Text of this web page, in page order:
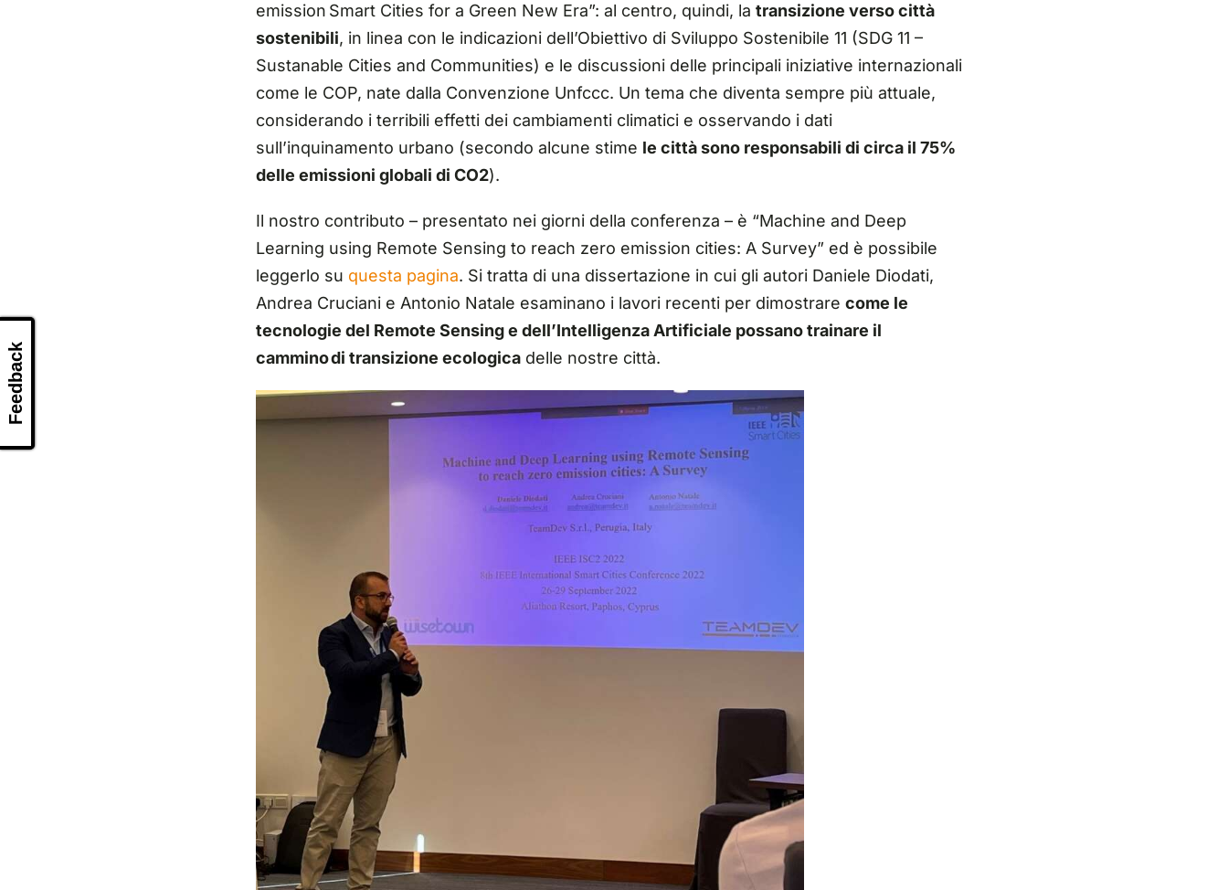
emission Smart Cities for a Green New Era”: al centro, quindi, la transizione verso città
sostenibili, in linea con le indicazioni dell’Obiettivo di Sviluppo Sostenibile 11 (SDG 11 –
Sustanable Cities and Communities) e le discussioni delle principali iniziative internazionali
come le COP, nate dalla Convenzione Unfccc. Un tema che diventa sempre più attuale,
considerando i terribili effetti dei cambiamenti climatici e osservando i dati
sull’inquinamento urbano (secondo alcune stime le città sono responsabili di circa il 75%
delle emissioni globali di CO2).
Il nostro contributo – presentato nei giorni della conferenza – è “Machine and Deep
Learning using Remote Sensing to reach zero emission cities: A Survey” ed è possibile
leggerlo su questa pagina. Si tratta di una dissertazione in cui gli autori Daniele Diodati,
Andrea Cruciani e Antonio Natale esaminano i lavori recenti per dimostrare come le
tecnologie del Remote Sensing e dell’Intelligenza Artificiale possano trainare il
cammino di transizione ecologicadelle nostre città.
Feedback